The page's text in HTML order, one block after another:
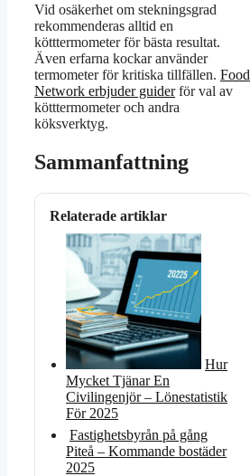
Vid osäkerhet om stekningsgrad
rekommenderas alltid en
kötttermometer för bästa resultat.
Även erfarna kockar använder
termometer för kritiska tillfällen. Food
Network erbjuder guiderför val av
kötttermometer och andra
köksverktyg.
Sammanfattning
Relaterade artiklar
Hur
Mycket Tjänar En
Civilingenjör – Lönestatistik
För 2025
Fastighetsbyrån på gång
Piteå – Kommande bostäder
2025